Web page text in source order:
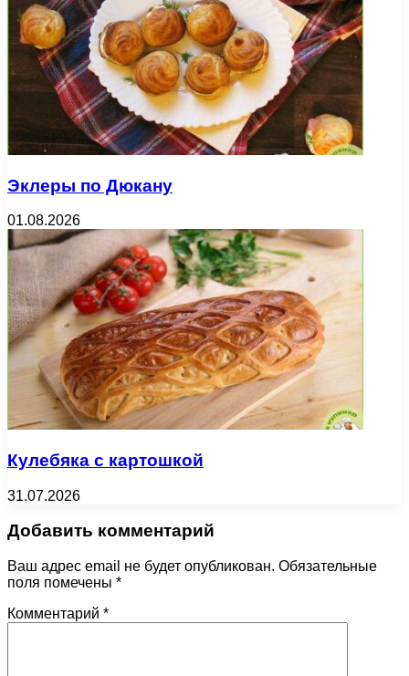
Эклеры по Дюкану
01.08.2026
Кулебяка с картошкой
31.07.2026
Добавить комментарий
Ваш адрес email не будет опубликован. Обязательные
поля помечены *
Комментарий *